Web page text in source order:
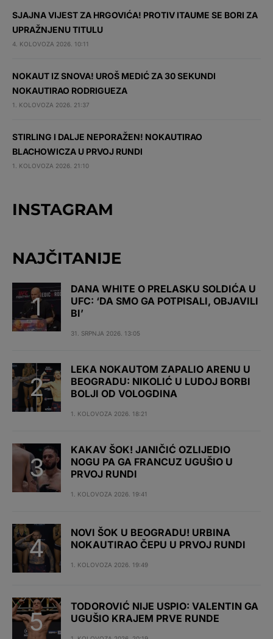
SJAJNA VIJEST ZA HRGOVIĆA! PROTIV ITAUME SE BORI ZA
UPRAŽNJENU TITULU
4. KOLOVOZA 2026. 10:11
NOKAUT IZ SNOVA! UROŠ MEDIĆ ZA 30 SEKUNDI
NOKAUTIRAO RODRIGUEZA
1. KOLOVOZA 2026. 21:37
STIRLING I DALJE NEPORAŽEN! NOKAUTIRAO
BLACHOWICZA U PRVOJ RUNDI
1. KOLOVOZA 2026. 21:10
INSTAGRAM
NAJČITANIJE
DANA WHITE O PRELASKU SOLDIĆA U
UFC: ‘DA SMO GA POTPISALI, OBJAVILI
BI’
31. SRPNJA 2026. 13:05
LEKA NOKAUTOM ZAPALIO ARENU U
BEOGRADU: NIKOLIĆ U LUDOJ BORBI
BOLJI OD VOLOGDINA
1. KOLOVOZA 2026. 18:21
KAKAV ŠOK! JANIČIĆ OZLIJEDIO
NOGU PA GA FRANCUZ UGUŠIO U
PRVOJ RUNDI
1. KOLOVOZA 2026. 19:41
NOVI ŠOK U BEOGRADU! URBINA
NOKAUTIRAO ČEPU U PRVOJ RUNDI
1. KOLOVOZA 2026. 19:49
TODOROVIĆ NIJE USPIO: VALENTIN GA
UGUŠIO KRAJEM PRVE RUNDE